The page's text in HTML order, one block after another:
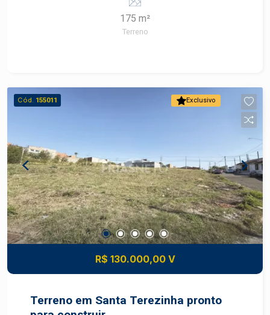
rodovias SP308 e SP304. A região conta com
comércio variado, transporte público, escolas,
supermercados e acesso facilitado tanto ao
construir Diferenciais: Melhor quadra do bairro
Vantagens estratégicas Localização: terreno em
constante de comércio e residências novas, boa
perspectiva de ganho patrimonial Conveniência:
proximidade de escolas, supermercados,
transportes, serviços e lazer comunitário
Construa o imóvel dos seus sonhos com
segurança e excelente potencial de valorização.
Construa seu futuro com quem é agente de
desenvolvimento do mercado imobiliário de
Piracicaba. Agende sua visita.
175 m²
Terreno
Exclusivo
Cód. 155011
R$ 130.000,00 V
Terreno em Santa Terezinha pronto